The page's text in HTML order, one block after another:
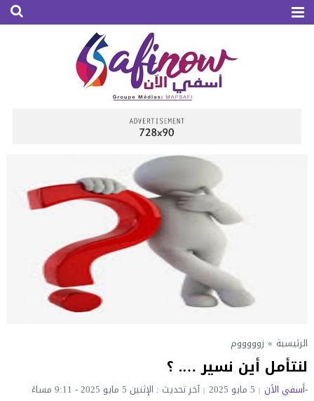
الرئيسية » زوووووم
لنتأمل أين نسير …. ؟
-أسفي الأن 5 مايو 2025
آخر تحديث : الإثنين 5 مايو 2025 - 9:11 مساءً